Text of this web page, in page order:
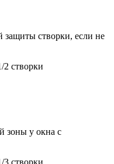
защиты створки, если не
зоны у окна с